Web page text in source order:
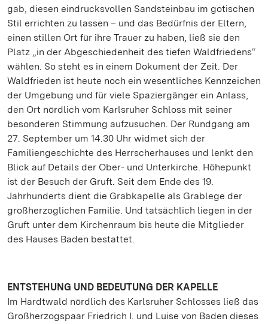
gab, diesen eindrucksvollen Sandsteinbau im gotischen
Stil errichten zu lassen – und das Bedürfnis der Eltern,
einen stillen Ort für ihre Trauer zu haben, ließ sie den
Platz „in der Abgeschiedenheit des tiefen Waldfriedens“
wählen. So steht es in einem Dokument der Zeit. Der
Waldfrieden ist heute noch ein wesentliches Kennzeichen
der Umgebung und für viele Spaziergänger ein Anlass,
den Ort nördlich vom Karlsruher Schloss mit seiner
besonderen Stimmung aufzusuchen. Der Rundgang am
27. September um 14.30 Uhr widmet sich der
Familiengeschichte des Herrscherhauses und lenkt den
Blick auf Details der Ober- und Unterkirche. Höhepunkt
ist der Besuch der Gruft. Seit dem Ende des 19.
Jahrhunderts dient die Grabkapelle als Grablege der
großherzoglichen Familie. Und tatsächlich liegen in der
Gruft unter dem Kirchenraum bis heute die Mitglieder
des Hauses Baden bestattet.
ENTSTEHUNG UND BEDEUTUNG DER KAPELLE
Im Hardtwald nördlich des Karlsruher Schlosses ließ das
Großherzogspaar Friedrich I. und Luise von Baden dieses